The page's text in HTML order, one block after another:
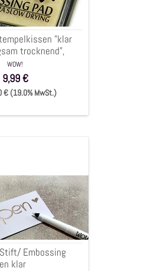
"klar
trocknend",
x 9,5 cm
WOW!
9,99 €
€ (19.0% MwSt.)
Embossing
klar